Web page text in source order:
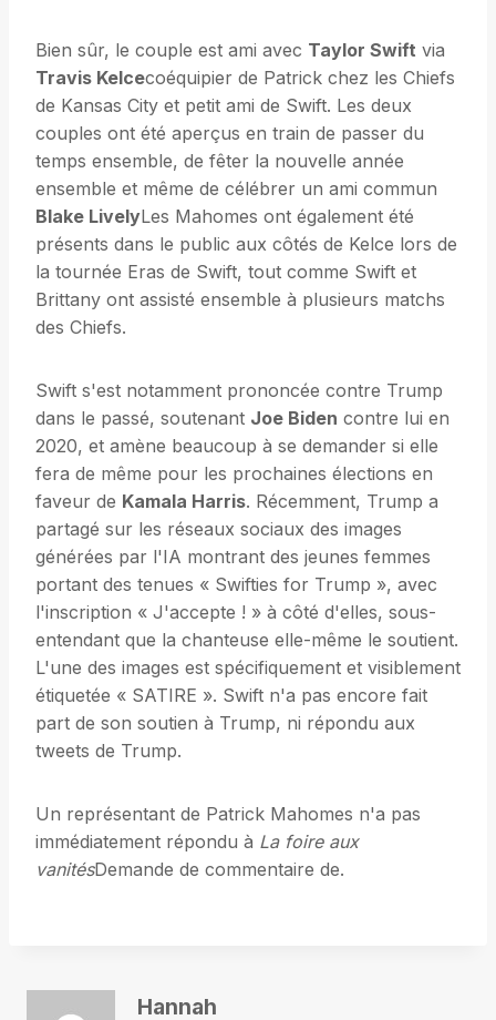
Bien sûr, le couple est ami avec Taylor Swift via
Travis Kelcecoéquipier de Patrick chez les Chiefs
de Kansas City et petit ami de Swift. Les deux
couples ont été aperçus en train de passer du
temps ensemble, de fêter la nouvelle année
ensemble et même de célébrer un ami commun
Blake LivelyLes Mahomes ont également été
présents dans le public aux côtés de Kelce lors de
la tournée Eras de Swift, tout comme Swift et
Brittany ont assisté ensemble à plusieurs matchs
des Chiefs.
Swift s'est notamment prononcée contre Trump
dans le passé, soutenant Joe Biden contre lui en
2020, et amène beaucoup à se demander si elle
fera de même pour les prochaines élections en
faveur de Kamala Harris. Récemment, Trump a
partagé sur les réseaux sociaux des images
générées par l'IA montrant des jeunes femmes
portant des tenues « Swifties for Trump », avec
l'inscription « J'accepte ! » à côté d'elles, sous-
entendant que la chanteuse elle-même le soutient.
L'une des images est spécifiquement et visiblement
étiquetée « SATIRE ». Swift n'a pas encore fait
part de son soutien à Trump, ni répondu aux
tweets de Trump.
Un représentant de Patrick Mahomes n'a pas
immédiatement répondu à La foire aux
vanitésDemande de commentaire de.
Hannah